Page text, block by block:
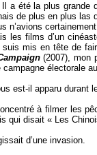
Il a été la plus
de plus en plus las
n’avions
les films d’un
mis en tête de
(2007), mon
électorale
est-il apparu durant
à filmer les
qui disait « Les
d’une invasion.